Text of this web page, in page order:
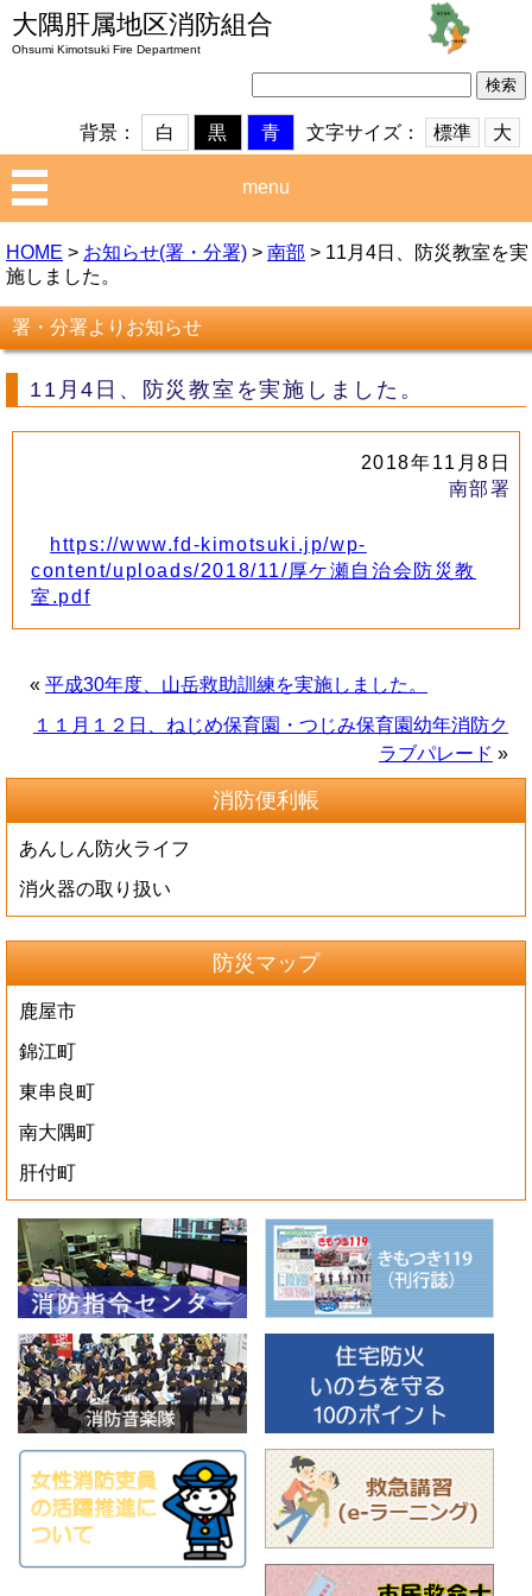
大隅肝属地区消防組合
Ohsumi Kimotsuki Fire Department
検
索:
文字サイズ：
標準 大
背景： 白 黒 青
menu
HOME > お知らせ(署・分署) > 南部 > 11月4日、防災教室を実
施しました。
署・分署よりお知らせ
11月4日、防災教室を実施しました。
2018年11月8日
南部署
https://www.fd-kimotsuki.jp/wp-
content/uploads/2018/11/厚ケ瀬自治会防災教
室.pdf
« 平成30年度、山岳救助訓練を実施しました。
１１月１２日、ねじめ保育園・つじみ保育園幼年消防ク
ラブパレード »
消防便利帳
あんしん防火ライフ
消火器の取り扱い
防災マップ
鹿屋市
錦江町
東串良町
南大隅町
肝付町